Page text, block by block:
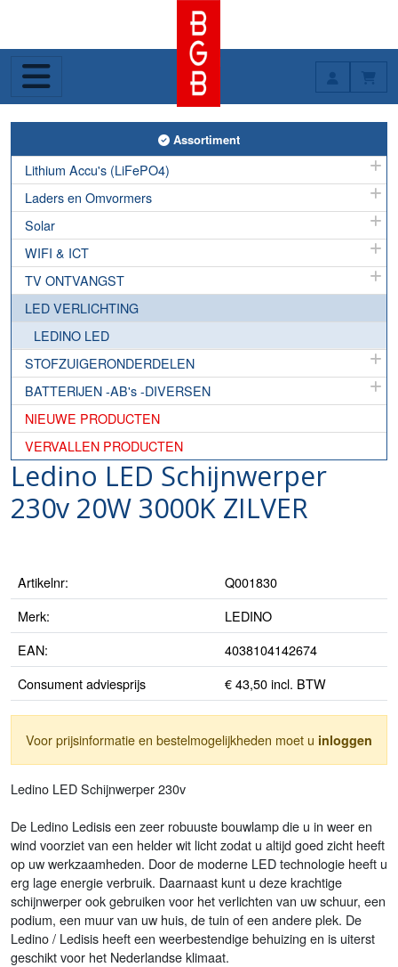
Toggle Assortiment
Assortiment
Lithium Accu's (LiFePO4)
Laders en Omvormers
Solar
WIFI & ICT
TV ONTVANGST
LED VERLICHTING
LEDINO LED
STOFZUIGERONDERDELEN
BATTERIJEN -AB's -DIVERSEN
NIEUWE PRODUCTEN
VERVALLEN PRODUCTEN
Ledino LED Schijnwerper
230v 20W 3000K ZILVER
Artikelnr:
Q001830
Merk:
LEDINO
EAN:
4038104142674
Consument adviesprijs
€ 43,50 incl. BTW
Voor prijsinformatie en bestelmogelijkheden moet u inloggen
Ledino LED Schijnwerper 230v
De Ledino Ledisis een zeer robuuste bouwlamp die u in weer en
wind voorziet van een helder wit licht zodat u altijd goed zicht heeft
op uw werkzaamheden. Door de moderne LED technologie heeft u
erg lage energie verbruik. Daarnaast kunt u deze krachtige
schijnwerper ook gebruiken voor het verlichten van uw schuur, een
podium, een muur van uw huis, de tuin of een andere plek. De
Ledino / Ledisis heeft een weerbestendige behuizing en is uiterst
geschikt voor het Nederlandse klimaat.